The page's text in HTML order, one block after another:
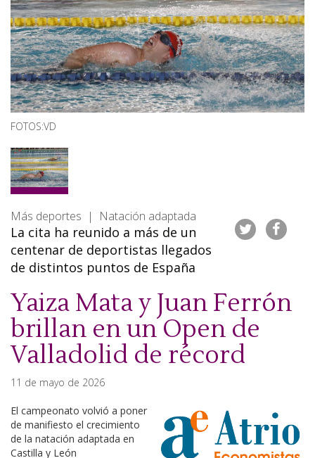
FOTOS:VD
Más deportes | Natación adaptada
La cita ha reunido a más de un
centenar de deportistas llegados
de distintos puntos de España
Yaiza Mata y Juan Ferrón
brillan en un Open de
Valladolid de récord
11 de mayo de 2026
El campeonato volvió a poner
de manifiesto el crecimiento
de la natación adaptada en
Castilla y León